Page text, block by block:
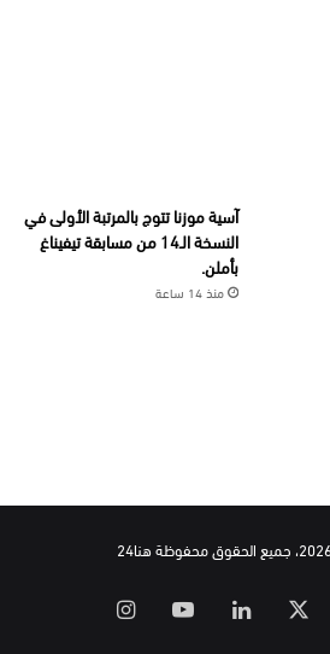
آسية موزنا تتوج بالمرتبة الأولى في
النسخة الـ14 من مسابقة تيفيناغ
بأملن.
منذ 14 ساعة
فيسبوك لينكدإن ‫YouTube